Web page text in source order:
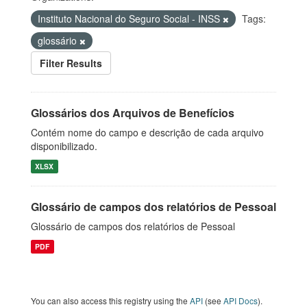
Instituto Nacional do Seguro Social - INSS
Tags:
glossário
Filter Results
Glossários dos Arquivos de Benefícios
Contém nome do campo e descrição de cada arquivo
disponibilizado.
XLSX
Glossário de campos dos relatórios de Pessoal
Glossário de campos dos relatórios de Pessoal
PDF
You can also access this registry using the API (see API Docs).